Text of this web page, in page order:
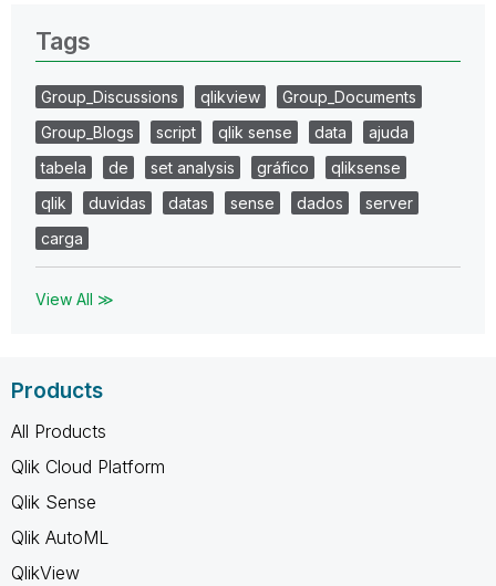
Tags
Group_Discussions qlikview
Group_Documents
Group_Blogs
script qlik sense data
ajuda
tabela
de set analysis gráfico
qliksense
qlik
duvidas datas sense dados
server
carga
View All ≫
Products
All Products
Qlik Cloud Platform
Qlik Sense
Qlik AutoML
QlikView